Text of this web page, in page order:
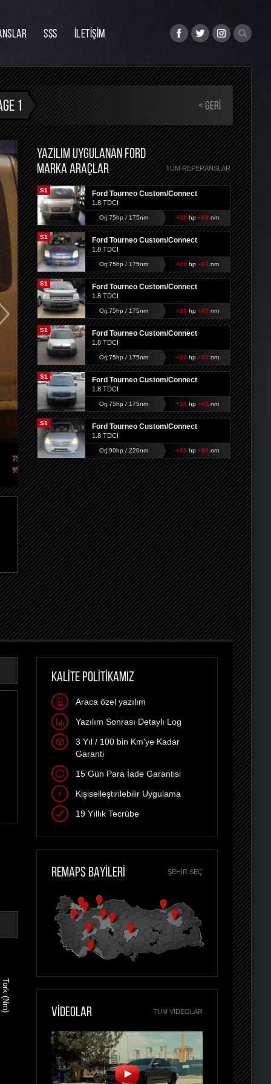
SSS İLETİŞİM
1 < GERI
YAZILIM UYGULANAN FORD
MARKA ARAÇLAR
TÜM REFERANSLAR
S1 Ford Tourneo Custom/Connect
1.8 TDCI
Orj:75hp / 175nm +20 hp +65nm
S1 Ford Tourneo Custom/Connect
1.8 TDCI
Orj:75hp / 175nm +20 hp +65nm
S1 Ford Tourneo Custom/Connect
1.8 TDCI
Orj:75hp / 175nm +20 hp +65nm
S1 Ford Tourneo Custom/Connect
1.8 TDCI
Orj:75hp / 175nm +20 hp +65nm
S1 Ford Tourneo Custom/Connect
1.8 TDCI
Orj:75hp / 175nm +20 hp +65nm
S1 Ford Tourneo Custom/Connect
1.8 TDCI
Orj:90hp / 220nm +25hp +80 nm
Tork (Nm)
KALİTE POLİTİKAMIZ
Araca özel yazılım
Yazılım Sonrası Detaylı Log
3 Yıl / 100 bin Km'ye Kadar
Garanti
15 Gün Para İade Garantisi
Kişiselleştirilebilir Uygulama
19 Yıllık Tecrübe
REMAPS BAYİLERİ ŞEHIR SEÇ
VİDEOLAR TÜM VIDEOLAR